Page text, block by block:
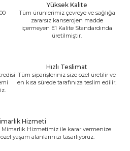
Yüksek Kalite
Tüm ürünlerimiz çevreye ve sağlığa
zararsız kanserojen madde
içermeyen E1 Kalite Standardında
üretilmiştir.
Hızlı Teslimat
Tüm siparişleriniz size özel üretilir ve
en kısa sürede tarafınıza teslim edilir.
Hizmeti
Hizmetimiz ile karar vermenize
yaşam alanlarınızı tasarlıyoruz.